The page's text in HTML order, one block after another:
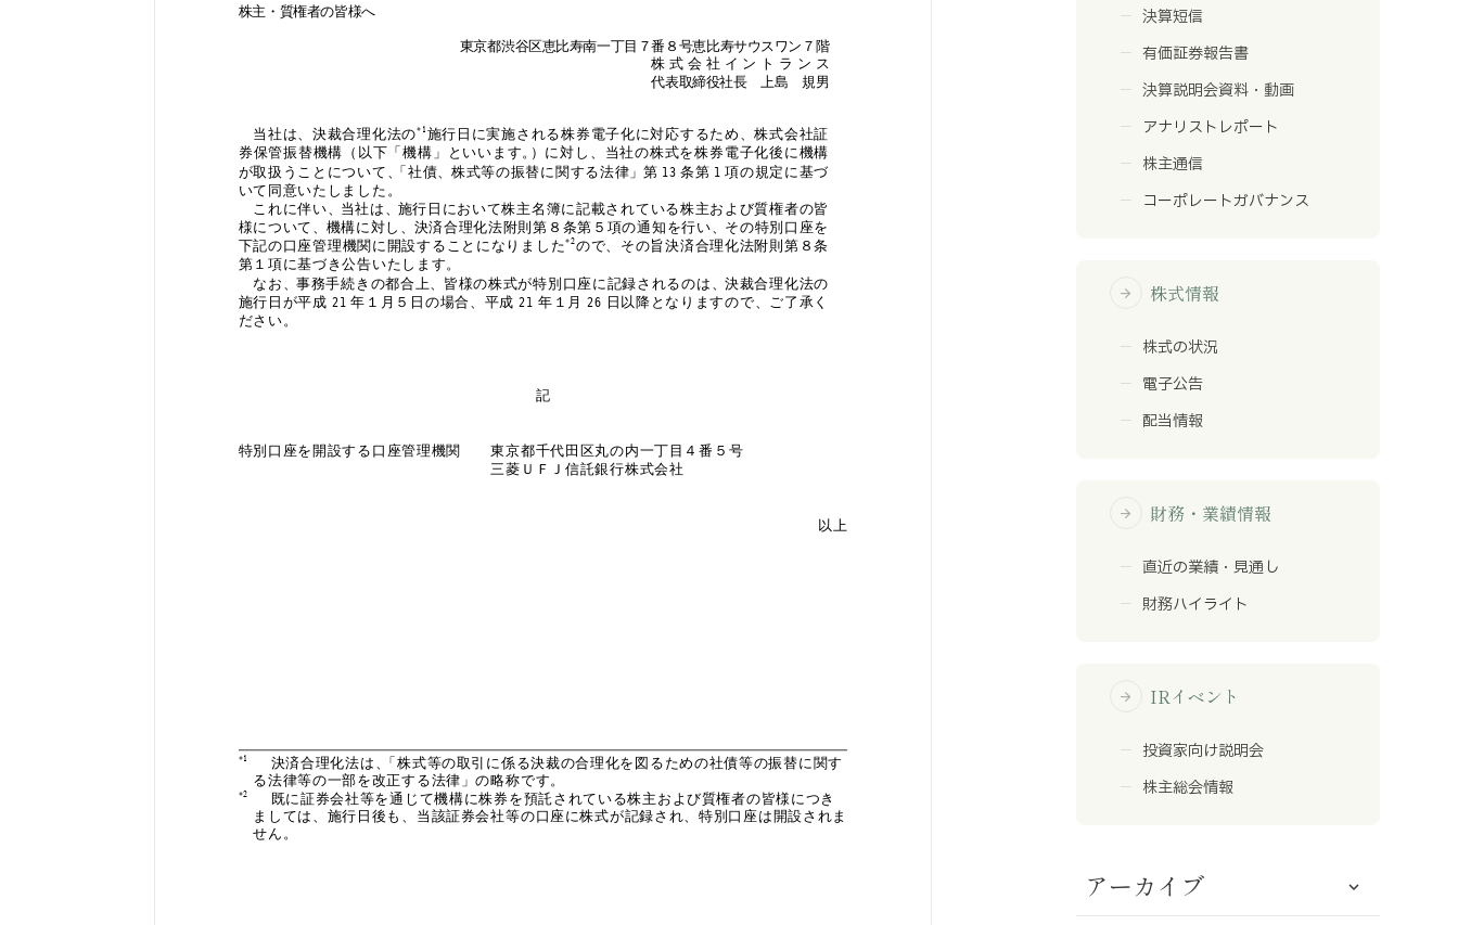
決算短信
有価証券報告書
決算説明会資料・動画
アナリストレポート
株主通信
コーポレートガバナンス
arrow_forward 株式情報
株式の状況
電子公告
配当情報
arrow_forward 財務・業績情報
直近の業績・見通し
財務ハイライト
arrow_forward IRイベント
投資家向け説明会
株主総会情報
アーカイブ